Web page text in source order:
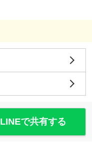
LINEで共有する